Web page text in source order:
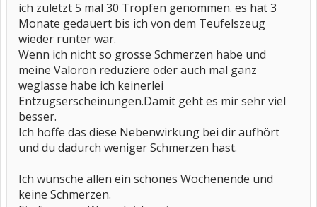
ich zuletzt 5 mal 30 Tropfen genommen. es hat 3
Monate gedauert bis ich von dem Teufelszeug
wieder runter war.
Wenn ich nicht so grosse Schmerzen habe und
meine Valoron reduziere oder auch mal ganz
weglasse habe ich keinerlei
Entzugserscheinungen.Damit geht es mir sehr viel
besser.
Ich hoffe das diese Nebenwirkung bei dir aufhört
und du dadurch weniger Schmerzen hast.
Ich wünsche allen ein schönes Wochenende und
keine Schmerzen.